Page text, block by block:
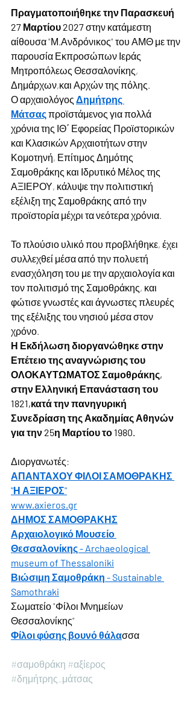
Πραγματοποιήθηκε την Παρασκευή
27 Μαρτίου 2027 στην κατάμεστη
αίθουσα "Μ.Ανδρόνικος" του ΑΜΘ με την
παρουσία Εκπροσώπων Ιεράς
Μητροπόλεως Θεσσαλονίκης,
Δημάρχων,και Αρχών της πόλης.
Ο αρχαιολόγος Δημήτρης
Μάτσας προϊστάμενος για πολλά
χρόνια της ΙΘ΄ Εφορείας Προϊστορικών
και Κλασικών Αρχαιοτήτων στην
Κομοτηνή, Επίτιμος Δημότης
Σαμοθράκης και Ιδρυτικό Μέλος της
ΑΞΙΕΡΟΥ, κάλυψε την πολιτιστική
εξέλιξη της Σαμοθράκης από την
προϊστορία μέχρι τα νεότερα χρόνια.
Το πλούσιο υλικό που προβλήθηκε, έχει
συλλεχθεί μέσα από την πολυετή
ενασχόληση του με την αρχαιολογία και
τον πολιτισμό της Σαμοθράκης, και
φώτισε γνωστές και άγνωστες πλευρές
της εξέλιξης του νησιού μέσα στον
χρόνο.
Η Εκδήλωση διοργανώθηκε στην
Επέτειο της αναγνώρισης του
ΟΛΟΚΑΥΤΩΜΑΤΟΣ Σαμοθράκης,
στην Ελληνική Επανάσταση του
1821,κατά την πανηγυρική
Συνεδρίαση της Ακαδημίας Αθηνών
για την 25η Μαρτίου το 1980.
Διοργανωτές:
ΑΠΑΝΤΑΧΟΥ ΦΙΛΟΙ ΣΑΜΟΘΡΑΚΗΣ
"Η ΑΞΙΕΡΟΣ"
www.axieros.gr
ΔΗΜΟΣ ΣΑΜΟΘΡΑΚΗΣ
Αρχαιολογικό Μουσείο
Θεσσαλονίκης - Archaeological
museum of Thessaloniki
Βιώσιμη Σαμοθράκη - Sustainable
Samothraki
Σωματείο "Φίλοι Μνημείων
Θεσσαλονίκης"
Φίλοι φύσης βουνό θάλασσα
#σαμοθράκη #αξίερος
#δημήτρης_μάτσας